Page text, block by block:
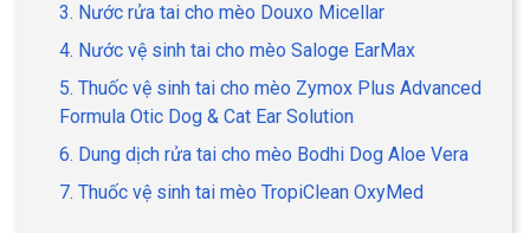
3. Nước rửa tai cho mèo Douxo Micellar
4. Nước vệ sinh tai cho mèo Saloge EarMax
5. Thuốc vệ sinh tai cho mèo Zymox Plus Advanced
Formula Otic Dog & Cat Ear Solution
6. Dung dịch rửa tai cho mèo Bodhi Dog Aloe Vera
7. Thuốc vệ sinh tai mèo TropiClean OxyMed